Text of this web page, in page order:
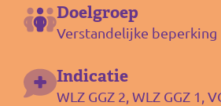
Doelgroep
Verstandelijke beperking
Indicatie
WLZ GGZ 2, WLZ GGZ 1,